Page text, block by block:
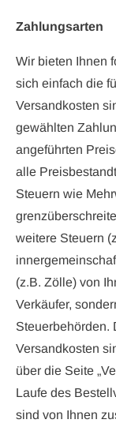
Zahlungsarten
Wir bieten Ihnen
sich einfach die
Versandkosten
gewählten
angeführten
alle
Steuern wie
weitere Steuern
(z.B. Zölle) von
Verkäufer,
Steuerbehörden.
Versandkosten
über die Seite
Laufe des
sind von Ihnen